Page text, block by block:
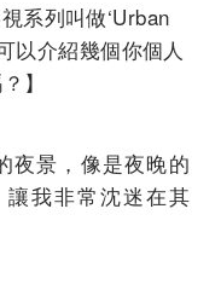
系列叫做‘Urban
以介紹幾個你個人
】
夜景，像是夜晚的
我非常沈迷在其